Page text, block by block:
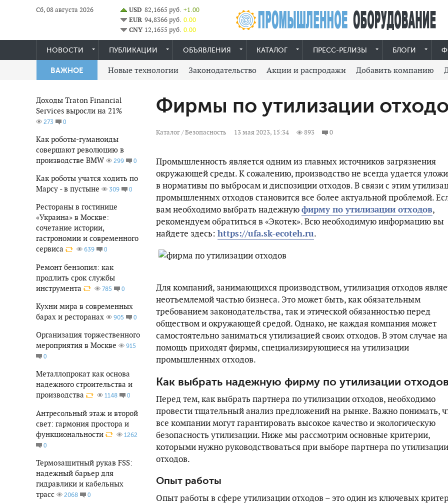
Сб, 08 августа 2026 USD 82,1665 руб. +1.00
EUR 94,8366 руб. 0.00
CNY 12,1655 руб. 0.00
НОВОСТИ ПУБЛИКАЦИИ ОБЪЯВЛЕНИЯ КАТАЛОГ ПРЕСС-РЕЛИЗЫ БЛОГИ
ВАЖНОЕ Новые технологии Законодательство Акции и распродажи Добавить компанию
Доходы Traton Financial
Services выросли на 21%
273 0
Как роботы-гуманоиды
совершают революцию в
производстве BMW
299 0
Как роботы учатся ходить по
Марсу - в пустыне
309 0
Рестораны в гостинице
«Украина» в Москве:
сочетание истории,
гастрономии и современного
сервиса
639 0
Ремонт бензопил: как
продлить срок службы
инструмента
785 0
Кухни мира в современных
барах и ресторанах
905 0
Организация торжественного
мероприятия в Москве
915
0
Металлопрокат как основа
надежного строительства и
производства
1148 0
Антресольный этаж и второй
свет: гармония простора и
функциональности
1262
0
Термозащитный рукав FSS:
надежный барьер для
гидравлики и кабельных
трасс
2068 0
Фирмы по утилизации
Каталог/Безопасность 13 мая 2023, 15:34 893 0
Промышленность является одним из главных источников загрязнения
окружающей среды. К сожалению, производство не всегда удается
в нормативы по выбросам и диспозиции отходов. В связи с этим
промышленных отходов становится все более актуальной проблемой.
вам необходимо выбрать надежнуюфирму по утилизации отходов,
рекомендуем обратиться в «Экотек». Всю необходимую информацию вы
найдете здесь: https://ufa.sk-ecoteh.ru.
Для компаний, занимающихся производством, утилизация отходов
неотъемлемой частью бизнеса. Это может быть, как обязательным
требованием законодательства, так и этической обязанностью перед
обществом и окружающей средой. Однако, не каждая компания может
самостоятельно заниматься утилизацией своих отходов. В этом случае на
помощь приходят фирмы, специализирующиеся на утилизации
промышленных отходов.
Как выбрать надежную фирму по утилизации
Перед тем, как выбрать партнера по утилизации отходов, необходимо
провести тщательный анализ предложений на рынке. Важно понимать,
все компании могут гарантировать высокое качество и экологическую
безопасность утилизации. Ниже мы рассмотрим основные критерии,
которыми нужно руководствоваться при выборе партнера по утилизации
отходов.
Опыт работы
Опыт работы в сфере утилизации отходов – это один из ключевых